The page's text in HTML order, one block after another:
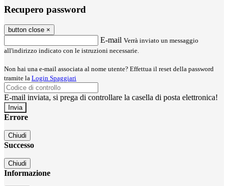
Recupero password
button close ×
E-mail Verrà inviato un messaggio
all'indirizzo indicato con le istruzioni necessarie.
Non hai una e-mail associata al nome utente? Effettua il reset della password
tramite la Login Spaggiari
E-mail inviata, si prega di controllare la casella di posta elettronica!
Errore
Chiudi
Successo
Chiudi
Informazione